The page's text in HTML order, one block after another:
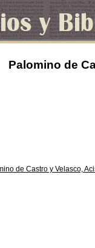
Palomino de
de Castro y Velasco,